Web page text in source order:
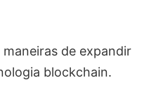
de expandir
blockchain.